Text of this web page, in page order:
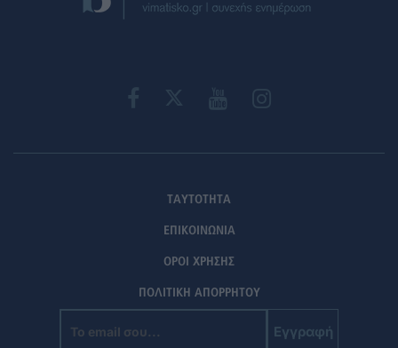
ΤΑΥΤΟΤΗΤΑ
ΕΠΙΚΟΙΝΩΝΙΑ
ΟΡΟΙ ΧΡΗΣΗΣ
ΠΟΛΙΤΙΚΗ ΑΠΟΡΡΗΤΟΥ
Εγγραφή